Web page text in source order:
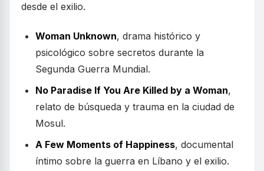
desde el exilio.
Woman Unknown, drama histórico y
psicológico sobre secretos durante la
Segunda Guerra Mundial.
No Paradise If You Are Killed by a Woman,
relato de búsqueda y trauma en la ciudad de
Mosul.
A Few Moments of Happiness, documental
íntimo sobre la guerra en Líbano y el exilio.